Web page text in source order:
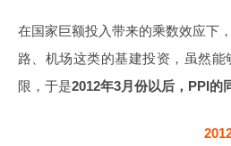
在国家巨额投入带来的乘数效应下
路、机场这类的基建投资，虽然
限，于是2012年3月份以后，PPI的